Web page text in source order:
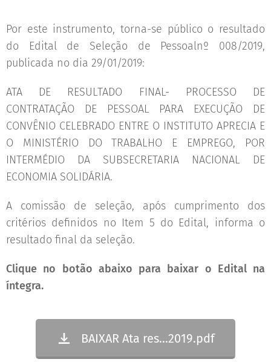
Por este instrumento, torna-se público o resultado
do Edital de Seleção de Pessoalnº 008/2019,
publicada no dia 29/01/2019:
ATA DE RESULTADO FINAL- PROCESSO DE
CONTRATAÇÃO DE PESSOAL PARA EXECUÇÃO DE
CONVÊNIO CELEBRADO ENTRE O INSTITUTO APRECIA E
O MINISTÉRIO DO TRABALHO E EMPREGO, POR
INTERMÉDIO DA SUBSECRETARIA NACIONAL DE
ECONOMIA SOLIDÁRIA.
A comissão de seleção, após cumprimento dos
critérios definidos no Item 5 do Edital, informa o
resultado final da seleção.
Clique no botão abaixo para baixar o Edital na
íntegra.
BAIXAR Ata res...2019.pdf